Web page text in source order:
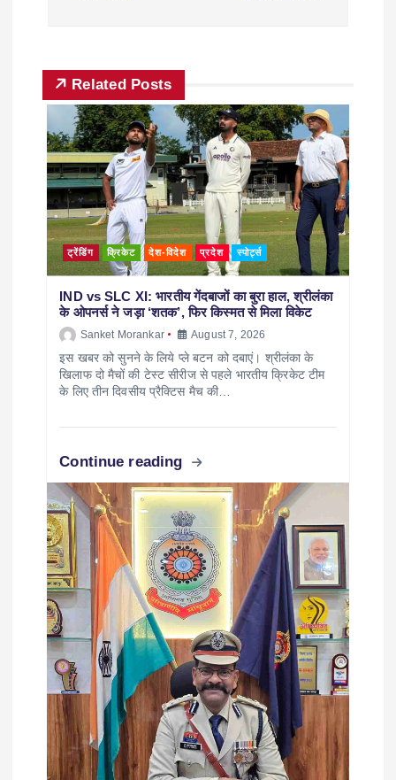
Related Posts
ट्रेंडिंग क्रिकेट देश-विदेश प्रदेश स्पोर्ट्स
IND vs SLC XI: भारतीय गेंदबाजों का बुरा हाल, श्रीलंका
के ओपनर्स ने जड़ा ‘शतक’, फिर किस्मत से मिला विकेट
Sanket Morankar August 7, 2026
इस खबर को सुनने के लिये प्ले बटन को दबाएं। श्रीलंका के
खिलाफ दो मैचों की टेस्ट सीरीज से पहले भारतीय क्रिकेट टीम
के लिए तीन दिवसीय प्रैक्टिस मैच की…
Continue reading